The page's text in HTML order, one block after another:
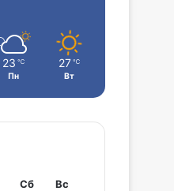
23 ℃
Пн
27 ℃
Вт
Сб Вс